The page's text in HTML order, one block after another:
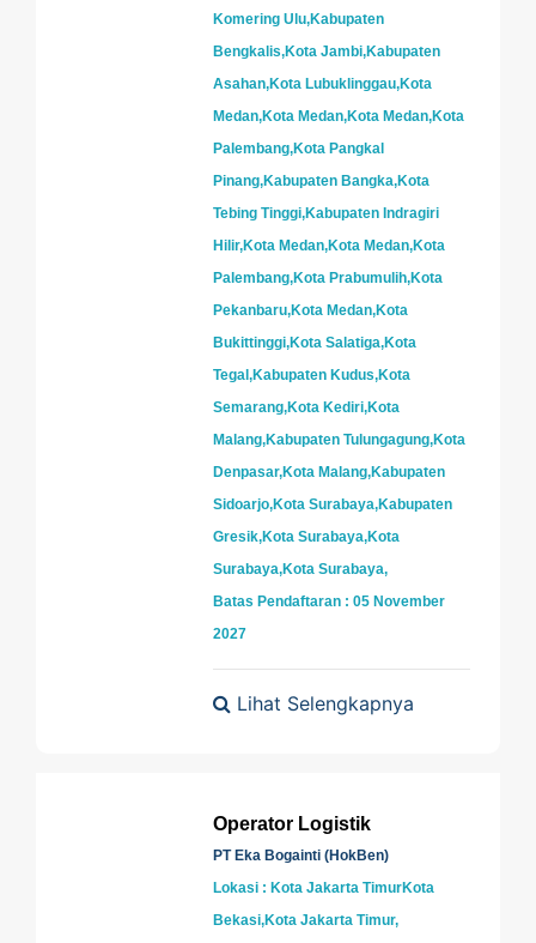
Komering Ulu,Kabupaten
Bengkalis,Kota Jambi,Kabupaten
Asahan,Kota Lubuklinggau,Kota
Medan,Kota Medan,Kota Medan,Kota
Palembang,Kota Pangkal
Pinang,Kabupaten Bangka,Kota
Tebing Tinggi,Kabupaten Indragiri
Hilir,Kota Medan,Kota Medan,Kota
Palembang,Kota Prabumulih,Kota
Pekanbaru,Kota Medan,Kota
Bukittinggi,Kota Salatiga,Kota
Tegal,Kabupaten Kudus,Kota
Semarang,Kota Kediri,Kota
Malang,Kabupaten Tulungagung,Kota
Denpasar,Kota Malang,Kabupaten
Sidoarjo,Kota Surabaya,Kabupaten
Gresik,Kota Surabaya,Kota
Surabaya,Kota Surabaya,
Batas Pendaftaran : 05 November
2027
Lihat Selengkapnya
Operator Logistik
PT Eka Bogainti (HokBen)
Lokasi : Kota Jakarta TimurKota
Bekasi,Kota Jakarta Timur,